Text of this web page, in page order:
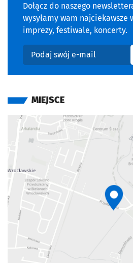
Dołącz do naszego
wysyłamy wam najciekawsze
imprezy, festiwale, koncerty.
Podaj swój e-mail
MIEJSCE